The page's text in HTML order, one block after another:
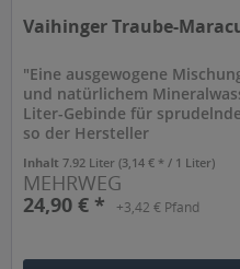
Vaihinger Traube-
"Eine ausgewogene
und natürlichem
Liter-Gebinde für
so der Hersteller
Inhalt7.92 Liter(3,14 € * / 1 Liter)
MEHRWEG
24,90 € *
+3,42 € Pfand